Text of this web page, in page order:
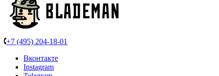
+7 (495) 204-18-01
Вконтакте
Instagram